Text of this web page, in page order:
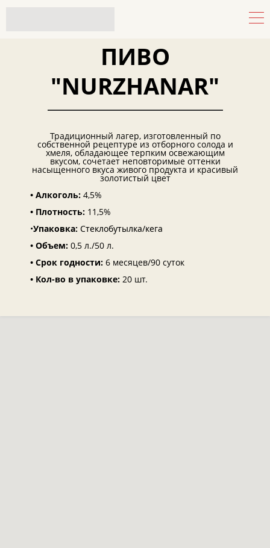
ПИВО
"NURZHANAR"
Традиционный лагер, изготовленный по
собственной рецептуре из отборного солода и
хмеля, обладающее терпким освежающим
вкусом, сочетает неповторимые оттенки
насыщенного вкуса живого продукта и красивый
золотистый цвет
• Алкоголь: 4,5%
• Плотность: 11,5%
•Упаковка: Стеклобутылка/кега
• Объем: 0,5 л./50 л.
• Срок годности: 6 месяцев/90 суток
• Кол-во в упаковке: 20 шт.